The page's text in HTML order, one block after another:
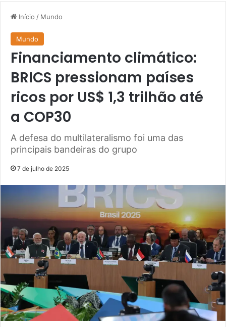
Início / Mundo
Mundo
Financiamento climático:
BRICS pressionam países
ricos por US$ 1,3 trilhão até
a COP30
A defesa do multilateralismo foi uma das
principais bandeiras do grupo
7 de julho de 2025